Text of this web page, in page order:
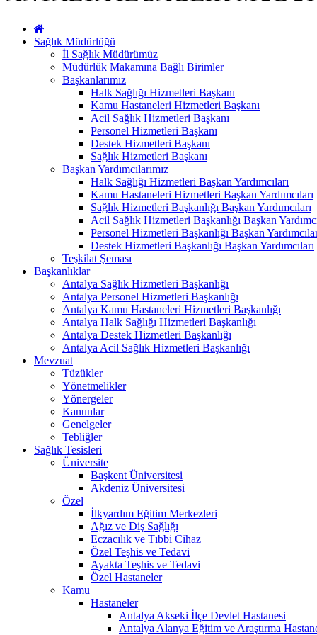
Sağlık Müdürlüğü
İl Sağlık Müdürümüz
Müdürlük Makamına Bağlı Birimler
Başkanlarımız
Halk Sağlığı Hizmetleri Başkanı
Kamu Hastaneleri Hizmetleri Başkanı
Acil Sağlık Hizmetleri Başkanı
Personel Hizmetleri Başkanı
Destek Hizmetleri Başkanı
Sağlık Hizmetleri Başkanı
Başkan Yardımcılarımız
Halk Sağlığı Hizmetleri Başkan Yardımcıları
Kamu Hastaneleri Hizmetleri Başkan Yardımcıları
Sağlık Hizmetleri Başkanlığı Başkan Yardımcıları
Acil Sağlık Hizmetleri Başkanlığı Başkan
Personel Hizmetleri Başkanlığı Başkan
Destek Hizmetleri Başkanlığı Başkan Yardımcıları
Teşkilat Şeması
Başkanlıklar
Antalya Sağlık Hizmetleri Başkanlığı
Antalya Personel Hizmetleri Başkanlığı
Antalya Kamu Hastaneleri Hizmetleri Başkanlığı
Antalya Halk Sağlığı Hizmetleri Başkanlığı
Antalya Destek Hizmetleri Başkanlığı
Antalya Acil Sağlık Hizmetleri Başkanlığı
Mevzuat
Tüzükler
Yönetmelikler
Yönergeler
Kanunlar
Genelgeler
Tebliğler
Sağlık Tesisleri
Üniversite
Başkent Üniversitesi
Akdeniz Üniversitesi
Özel
İlkyardım Eğitim Merkezleri
Ağız ve Diş Sağlığı
Eczacılık ve Tıbbi Cihaz
Özel Teşhis ve Tedavi
Ayakta Teşhis ve Tedavi
Özel Hastaneler
Kamu
Hastaneler
Antalya Akseki İlçe Devlet Hastanesi
Antalya Alanya Eğitim ve Araştırma